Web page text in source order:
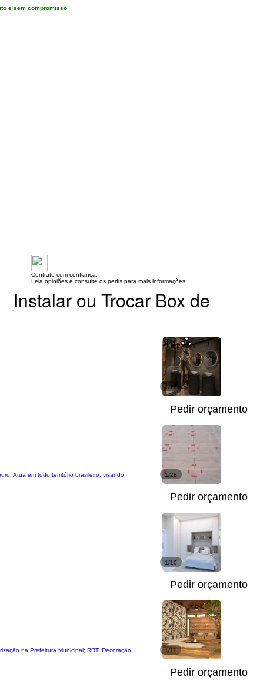
e sem compromisso
Contrate com confiança.
Leia opiniões e consulte os perfis para mais informações.
Instalar ou Trocar Box de
1/18
Pedir orçamento
Atua em todo território brasileiro, visando
1/28
Pedir orçamento
1/10
Pedir orçamento
na Prefeitura Municipal; RRT; Decoração
1/11
Pedir orçamento